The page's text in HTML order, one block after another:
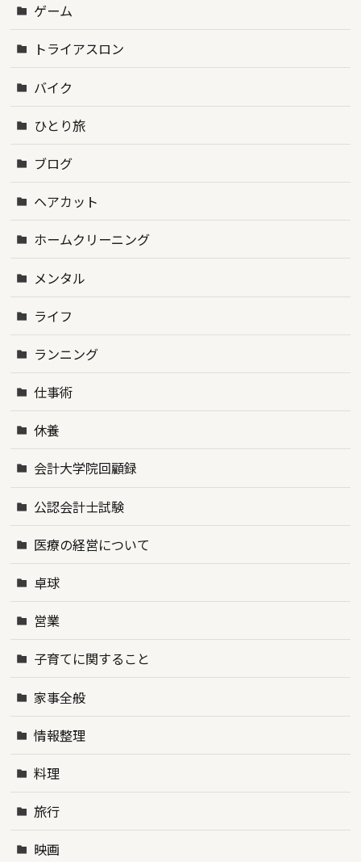
ゲーム
トライアスロン
バイク
ひとり旅
ブログ
ヘアカット
ホームクリーニング
メンタル
ライフ
ランニング
仕事術
休養
会計大学院回顧録
公認会計士試験
医療の経営について
卓球
営業
子育てに関すること
家事全般
情報整理
料理
旅行
映画